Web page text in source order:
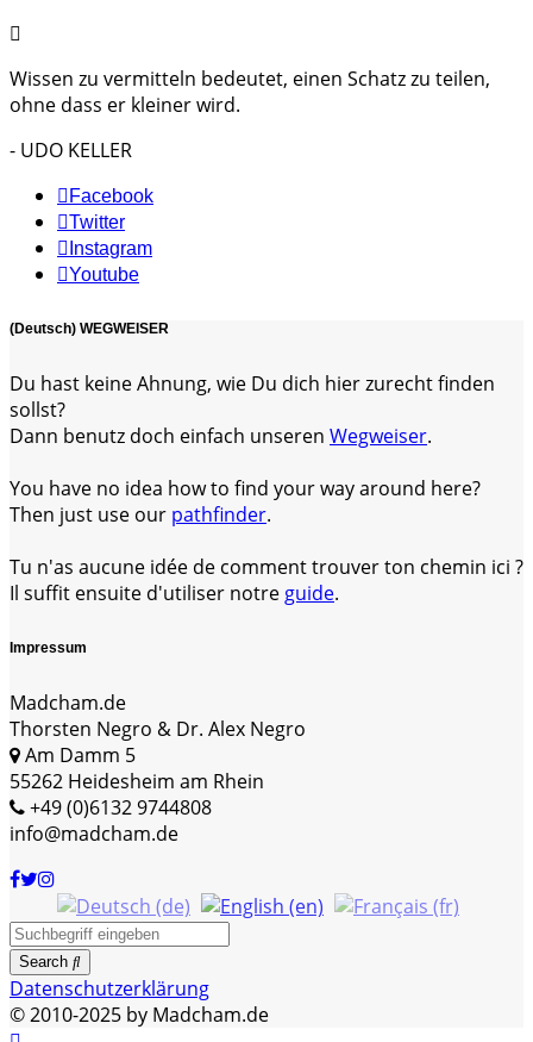
Wissen zu vermitteln bedeutet, einen Schatz zu teilen,
ohne dass er kleiner wird.
- UDO KELLER
Facebook
Twitter
Instagram
Youtube
(Deutsch) WEGWEISER
Du hast keine Ahnung, wie Du dich hier zurecht finden
sollst?
Dann benutz doch einfach unseren Wegweiser.
You have no idea how to find your way around here?
Then just use our pathfinder.
Tu n'as aucune idée de comment trouver ton chemin ici ?
Il suffit ensuite d'utiliser notre guide.
Impressum
Madcham.de
Thorsten Negro & Dr. Alex Negro
Am Damm 5
55262 Heidesheim am Rhein
+49 (0)6132 9744808
info@madcham.de
Search
Datenschutzerklärung
© 2010-2025 by Madcham.de